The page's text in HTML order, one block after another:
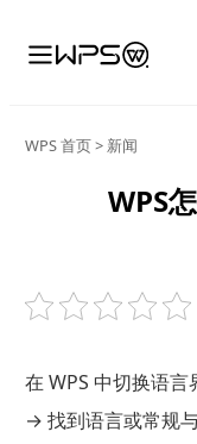
WPS 首页> 新闻
WPS
在 WPS 中切换语
→ 找到语言或常规